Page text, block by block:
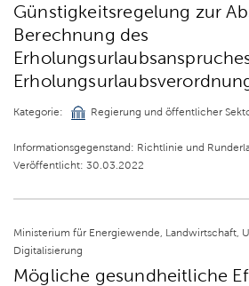
Günstigkeitsregelung zur
Berechnung des
Kategorie: Regierung und öffentlicher
Informationsgegenstand: Richtlinie und
Veröffentlicht: 30.03.2022
Ministerium für Energiewende, Landwirtschaft,
Digitalisierung
Mögliche gesundheitliche